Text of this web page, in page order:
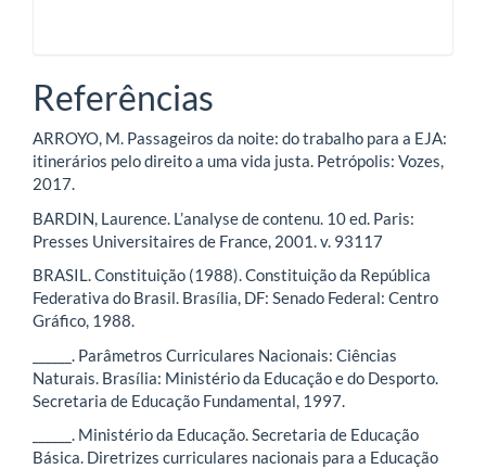
Referências
ARROYO, M. Passageiros da noite: do trabalho para a EJA:
itinerários pelo direito a uma vida justa. Petrópolis: Vozes,
2017.
BARDIN, Laurence. L’analyse de contenu. 10 ed. Paris:
Presses Universitaires de France, 2001. v. 93117
BRASIL. Constituição (1988). Constituição da República
Federativa do Brasil. Brasília, DF: Senado Federal: Centro
Gráfico, 1988.
______. Parâmetros Curriculares Nacionais: Ciências
Naturais. Brasília: Ministério da Educação e do Desporto.
Secretaria de Educação Fundamental, 1997.
______. Ministério da Educação. Secretaria de Educação
Básica. Diretrizes curriculares nacionais para a Educação